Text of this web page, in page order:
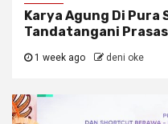
Karya Agung Di Pura
Tandatangani
1 week ago deni oke